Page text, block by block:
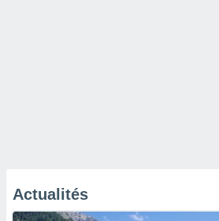
Actualités